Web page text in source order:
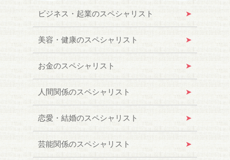
ビジネス・起業のスペシャリスト
美容・健康のスペシャリスト
お金のスペシャリスト
人間関係のスペシャリスト
恋愛・結婚のスペシャリスト
芸能関係のスペシャリスト